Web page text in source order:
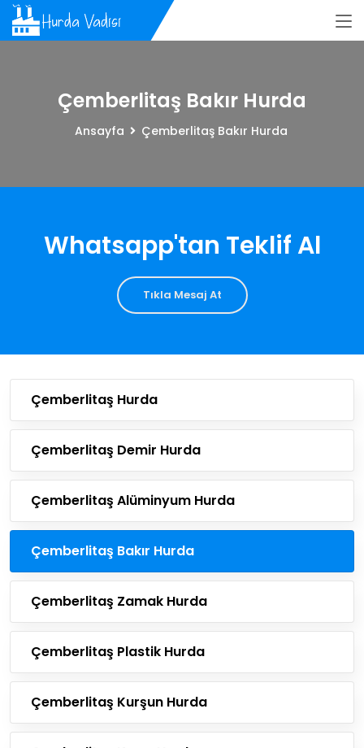
Çemberlitaş Bakır Hurda
Ansayfa Çemberlitaş Bakır Hurda
Whatsapp'tan Teklif Al
Tıkla Mesaj At
Çemberlitaş Hurda
Çemberlitaş Demir Hurda
Çemberlitaş Alüminyum Hurda
Çemberlitaş Bakır Hurda
Çemberlitaş Zamak Hurda
Çemberlitaş Plastik Hurda
Çemberlitaş Kurşun Hurda